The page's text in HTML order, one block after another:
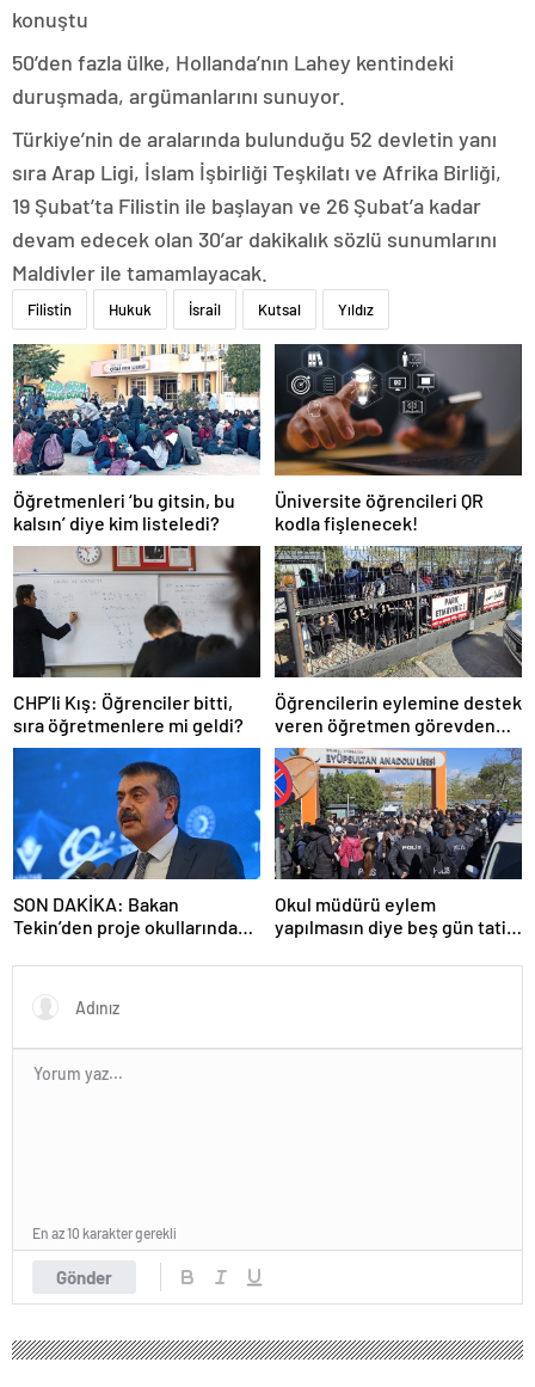
konuştu
50’den fazla ülke, Hollanda’nın Lahey kentindeki
duruşmada, argümanlarını sunuyor.
Türkiye’nin de aralarında bulunduğu 52 devletin yanı
sıra Arap Ligi, İslam İşbirliği Teşkilatı ve Afrika Birliği,
19 Şubat’ta Filistin ile başlayan ve 26 Şubat’a kadar
devam edecek olan 30’ar dakikalık sözlü sunumlarını
Maldivler ile tamamlayacak.
Filistin Hukuk İsrail Kutsal Yıldız
Öğretmenleri ‘bu gitsin, bu
kalsın’ diye kim listeledi?
Üniversite öğrencileri QR
kodla fişlenecek!
CHP’li Kış: Öğrenciler bitti,
sıra öğretmenlere mi geldi?
Öğrencilerin eylemine destek
veren öğretmen görevden
uzaklaştırıldı
SON DAKİKA: Bakan
Tekin’den proje okullarındaki
Okul müdürü eylem
yapılmasın diye beş gün tatil
Gönder
En az 10 karakter gerekli